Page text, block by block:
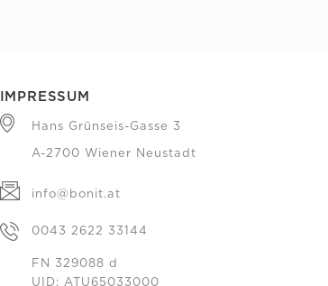
IMPRESSUM
Hans Grünseis-Gasse 3
A-2700 Wiener Neustadt
info@bonit.at
0043 2622 33144
FN 329088 d
UID: ATU65033000